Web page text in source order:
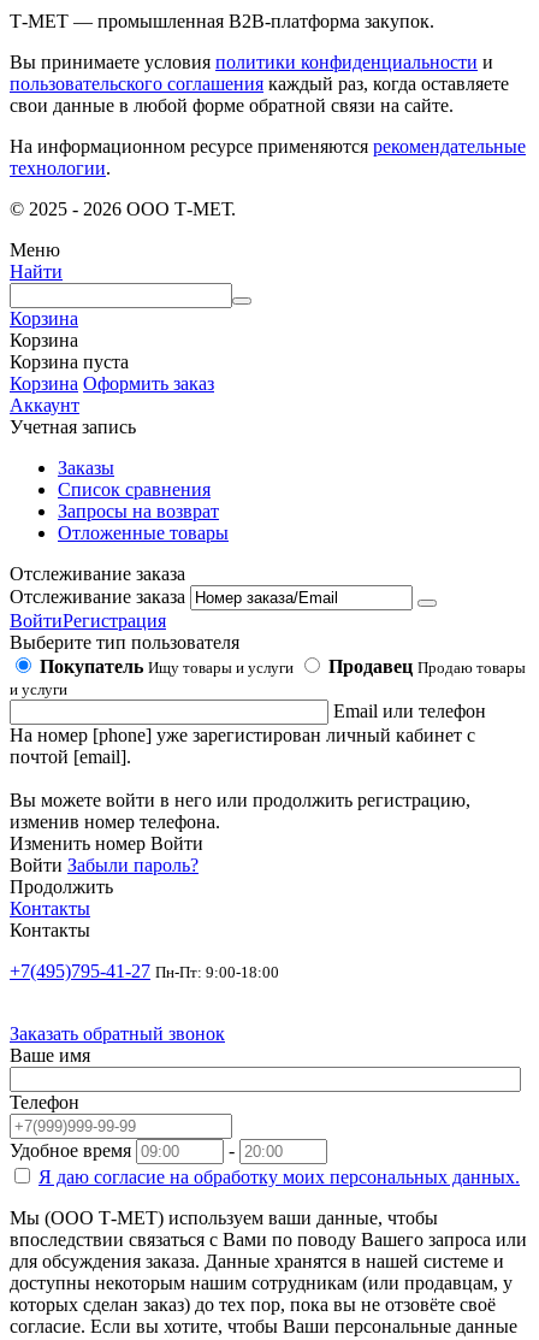
Т-МЕТ — промышленная B2B-платформа закупок.
Вы принимаете условия политики конфиденциальности и
пользовательского соглашения каждый раз, когда оставляете
свои данные в любой форме обратной связи на сайте.
На информационном ресурсе применяются рекомендательные
технологии.
© 2025 - 2026 ООО Т-МЕТ.
Меню
Найти
Корзина
Корзина
Корзина пуста
Корзина Оформить заказ
Аккаунт
Учетная запись
Заказы
Список сравнения
Запросы на возврат
Отложенные товары
Отслеживание заказа
Отслеживание заказа
ВойтиРегистрация
Выберите тип пользователя
Покупатель Ищу товары и услуги Продавец Продаю товары
и услуги
Email или телефон
На номер [phone] уже зарегистирован личный кабинет с
почтой [email].
Вы можете войти в него или продолжить регистрацию,
изменив номер телефона.
Изменить номер Войти
Войти Забыли пароль?
Продолжить
Контакты
Контакты
+7(495)795-41-27 Пн-Пт: 9:00-18:00
Заказать обратный звонок
Ваше имя
Телефон
Удобное время
-
Я даю согласие на обработку моих персональных данных.
Мы (ООО Т-МЕТ) используем ваши данные, чтобы
впоследствии связаться с Вами по поводу Вашего запроса или
для обсуждения заказа. Данные хранятся в нашей системе и
доступны некоторым нашим сотрудникам (или продавцам, у
которых сделан заказ) до тех пор, пока вы не отзовёте своё
согласие. Если вы хотите, чтобы Ваши персональные данные